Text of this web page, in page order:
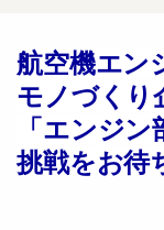
航空機エン
モノづくり
「エンジ
挑戦をお待